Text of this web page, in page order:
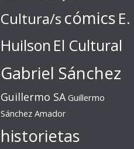
Cultura/s cómics E.
Huilson El Cultural
Gabriel Sánchez
Guillermo SA Guillermo
Sánchez Amador
historietas